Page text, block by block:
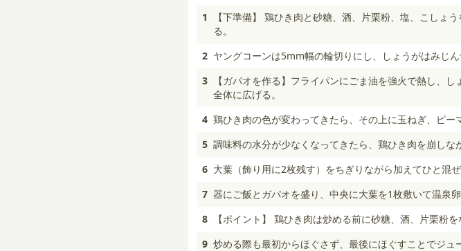
1
【下準備】 鶏ひき肉と砂糖、酒、片栗粉、塩、こしょ
る。
2 ヤングコーンは5mm幅の輪切りにし、しょうがはみじ
3
【ガパオを作る】フライパンにごま油を強火で熱し、
全体に広げる。
4 鶏ひき肉の色が変わってきたら、その上に玉ねぎ、ピー
5 調味料の水分が少なくなってきたら、鶏ひき肉を崩しな
6 大葉（飾り用に2枚残す）をちぎりながら加えてひと混ぜ
7 器にご飯とガパオを盛り、中央に大葉を1枚敷いて温泉卵
8
【ポイント】 鶏ひき肉は炒める前に砂糖、酒、片栗粉
9 炒める際も最初からほぐさず、最後にほぐすことでジュ